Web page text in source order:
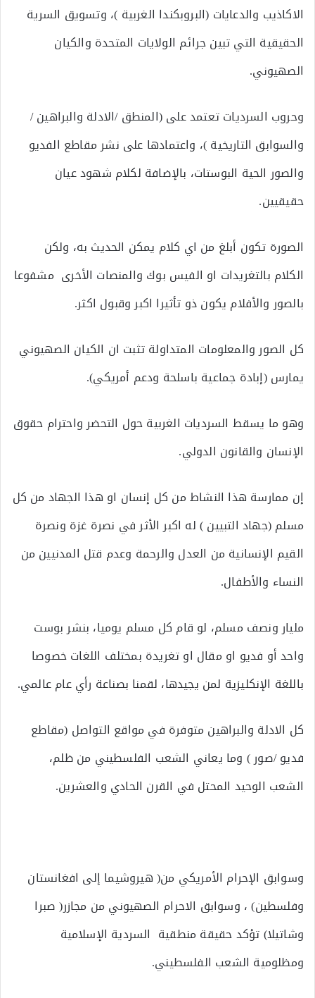
الاكاذيب والدعايات (البروبكندا الغربية )، وتسويق السرية
الحقيقية التي تبين جرائم الولايات المتحدة والكيان
الصهيوني.
وحروب السرديات تعتمد على (المنطق /الادلة والبراهين /
والسوابق التاريخية )، واعتمادها على نشر مقاطع الفديو
والصور الحية البوستات، بالإضافة لكلام شهود عيان
حقيقيين.
الصورة تكون أبلغ من اي كلام يمكن الحديث به، ولكن
الكلام بالتغريدات او الفيس بوك والمنصات الأخرى مشفوعا
بالصور والأفلام يكون ذو تأثيرا اكبر وقبول اكثر.
كل الصور والمعلومات المتداولة تثبت ان الكيان الصهيوني
يمارس (إبادة جماعية باسلحة ودعم أمريكي).
وهو ما يسقط السرديات الغربية حول التحضر واحترام حقوق
الإنسان والقانون الدولي.
إن ممارسة هذا النشاط من كل إنسان او هذا الجهاد من كل
مسلم (جهاد التبيين ) له اكبر الأثر في نصرة غزة ونصرة
القيم الإنسانية من العدل والرحمة وعدم قتل المدنيين من
النساء والأطفال.
مليار ونصف مسلم، لو قام كل مسلم يوميا، بنشر بوست
واحد أو فديو او مقال او تغريدة بمختلف اللغات خصوصا
باللغة الإنكليزية لمن يجيدها، لقمنا بصناعة رأي عام عالمي.
كل الادلة والبراهين متوفرة في مواقع التواصل (مقاطع
فديو /صور ) وما يعاني الشعب الفلسطيني من ظلم،
الشعب الوحيد المحتل في القرن الحادي والعشرين.
وسوابق الإحرام الأمريكي من( هيروشيما إلى افغانستان
وفلسطين) ، وسوابق الاحرام الصهيوني من مجازر( صبرا
وشاتيلا) تؤكد حقيقة منطقية السردية الإسلامية
ومظلومية الشعب الفلسطيني.